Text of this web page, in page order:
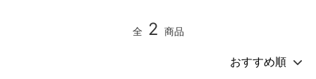
全 2 商品